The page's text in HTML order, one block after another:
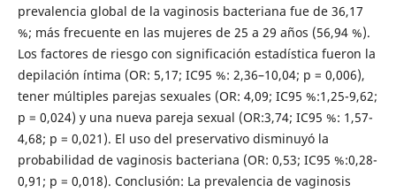
prevalencia global de la vaginosis bacteriana fue de 36,17
%; más frecuente en las mujeres de 25 a 29 años (56,94 %).
Los factores de riesgo con significación estadística fueron la
depilación íntima (OR: 5,17; IC95 %: 2,36–10,04; p = 0,006),
tener múltiples parejas sexuales (OR: 4,09; IC95 %:1,25-9,62;
p = 0,024) y una nueva pareja sexual (OR:3,74; IC95 %: 1,57-
4,68; p = 0,021). El uso del preservativo disminuyó la
probabilidad de vaginosis bacteriana (OR: 0,53; IC95 %:0,28-
0,91; p = 0,018). Conclusión: La prevalencia de vaginosis